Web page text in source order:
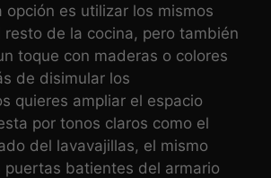
opción es utilizar los mismos
resto de la cocina, pero también
toque con maderas o colores
de disimular los
quieres ampliar el espacio
por tonos claros como el
del lavavajillas, el mismo
puertas batientes del armario